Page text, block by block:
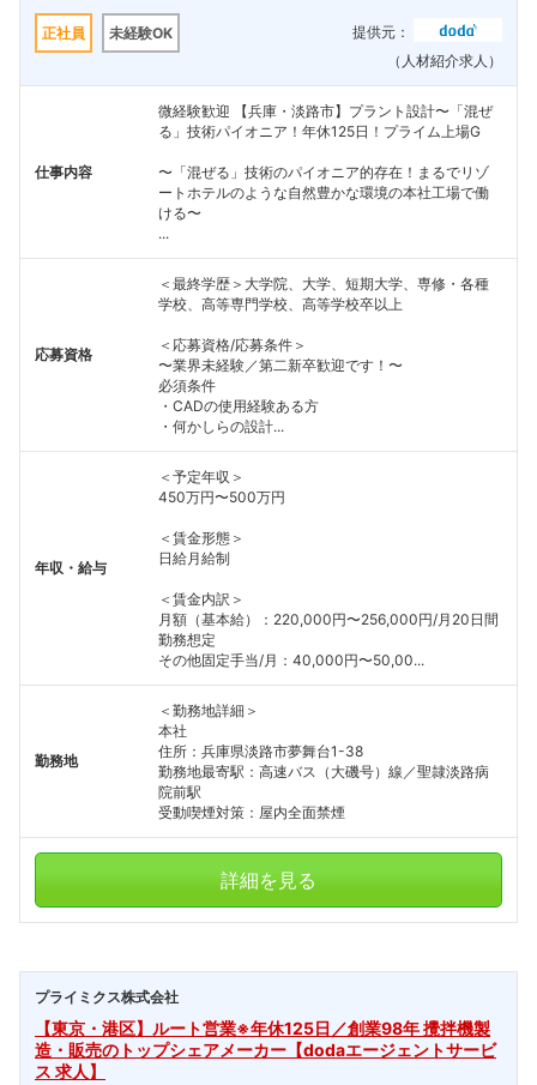
フォローしました
こちらの企業もフォローしませんか？
正社員 未経験OK
提供元：
（人材紹介求人）
仕事内容
微経験歓迎 【兵庫・淡路市】プラント設計〜「混ぜ
る」技術パイオニア！年休125日！プライム上場G
〜「混ぜる」技術のパイオニア的存在！まるでリゾ
ートホテルのような自然豊かな環境の本社工場で働
ける〜
...
応募資格
＜最終学歴＞大学院、大学、短期大学、専修・各種
学校、高等専門学校、高等学校卒以上
＜応募資格/応募条件＞
〜業界未経験／第二新卒歓迎です！〜
必須条件
・CADの使用経験ある方
・何かしらの設計...
年収・給与
＜予定年収＞
450万円〜500万円
＜賃金形態＞
日給月給制
＜賃金内訳＞
月額（基本給）：220,000円〜256,000円/月20日間
勤務想定
その他固定手当/月：40,000円〜50,00...
勤務地
＜勤務地詳細＞
本社
住所：兵庫県淡路市夢舞台1-38
勤務地最寄駅：高速バス（大磯号）線／聖隷淡路病
院前駅
受動喫煙対策：屋内全面禁煙
詳細を見る
プライミクス株式会社
【東京・港区】ルート営業※年休125日／創業98年 攪拌機製
造・販売のトップシェアメーカー【dodaエージェントサービ
ス 求人】